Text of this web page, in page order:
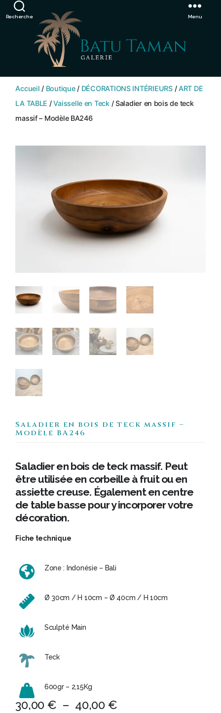
Showroom de Bali, décorations extérieurs et intérieurs Ignorer
Recherche
TAMAN
Menu
Accueil / Boutique/ DÉCORATIONS INTÉRIEURS/ART DE
LA TABLE /Vaisselle en Teck/ Saladier en bois de teck
massif – Modèle BA246
Saladier en bois de teck massif –
Modèle BA246
Saladier en bois de teck massif. Peut
être utilisée en corbeille à fruit ou en
assiette creuse. Également en centre
de table basse pour y incorporer votre
décoration.
Fiche technique
Zone : Indonésie – Bali
Ø 30cm / H 10cm – Ø 40cm / H 10cm
Sculpté Main
Teck
600gr – 2,15Kg
30,00 € – 40,00 €Plage